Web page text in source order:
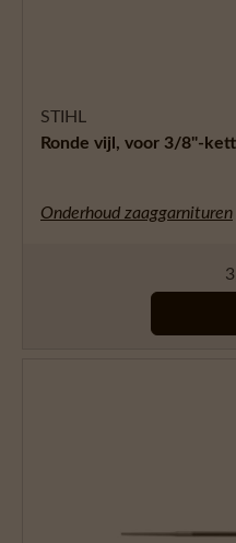
STIHL
Ronde vijl, voor 3/8"-
Onderhoud zaaggarnituren